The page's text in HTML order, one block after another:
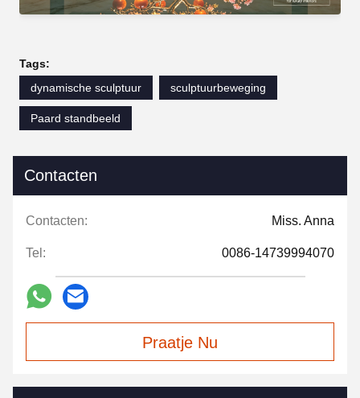
Tags:
dynamische sculptuur
sculptuurbeweging
Paard standbeeld
Contacten
Contacten: Miss. Anna
Tel: 0086-14739994070
Praatje Nu